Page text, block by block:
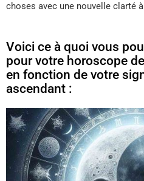
choses avec une nouvelle clarté
Voici ce à quoi vous
pour votre horoscope
en fonction de votre
ascendant :